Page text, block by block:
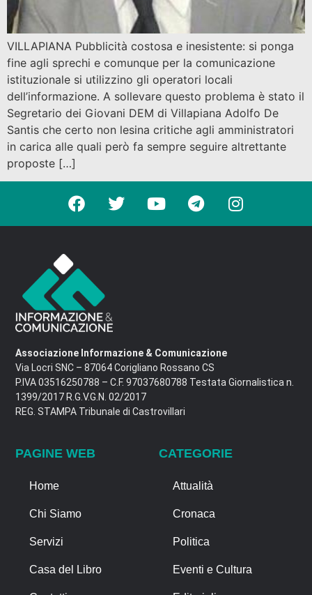
VILLAPIANA Pubblicità costosa e inesistente: si ponga
fine agli sprechi e comunque per la comunicazione
istituzionale si utilizzino gli operatori locali
dell’informazione. A sollevare questo problema è stato il
Segretario dei Giovani DEM di Villapiana Adolfo De
Santis che certo non lesina critiche agli amministratori
in carica alle quali però fa sempre seguire altrettante
proposte […]
Associazione Informazione & Comunicazione
Via Locri SNC – 87064 Corigliano Rossano CS
P.IVA 03516250788 – C.F. 97037680788 Testata Giornalistica n.
1399/2017 R.G.V.G.N. 02/2017
REG. STAMPA Tribunale di Castrovillari
PAGINE WEB
Home
Chi Siamo
Servizi
Casa del Libro
CATEGORIE
Attualità
Cronaca
Politica
Eventi e Cultura